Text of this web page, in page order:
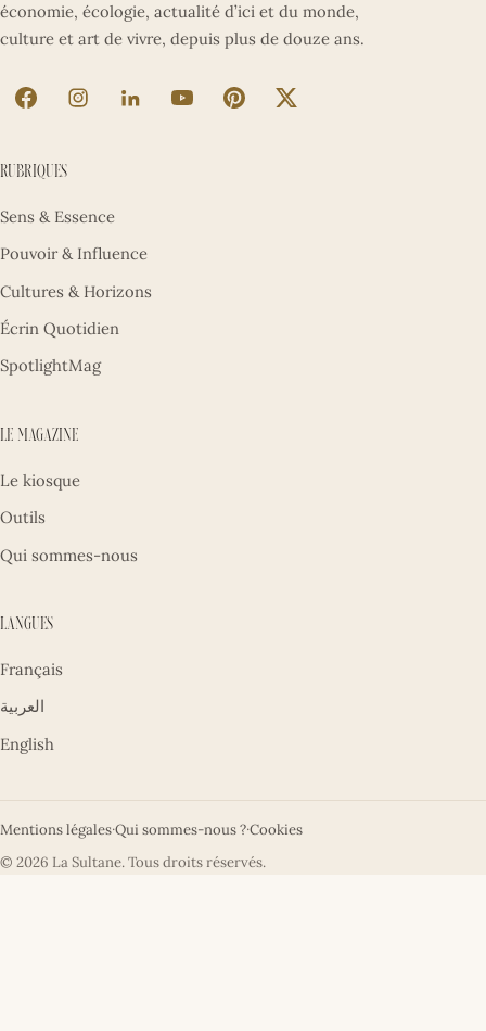
économie, écologie, actualité d’ici et du monde,
culture et art de vivre, depuis plus de douze ans.
La Sultane sur Facebook (nouvel onglet)
La Sultane sur Instagram (nouvel onglet)
La Sultane sur LinkedIn (nouvel onglet)
La Sultane sur YouTube (nouvel
La Sultane sur Pinterest
La Sultane sur X
Rubriques
Sens & Essence
Pouvoir & Influence
Cultures & Horizons
Écrin Quotidien
SpotlightMag
Le magazine
Le kiosque
Outils
Qui sommes-nous
Langues
Français
العربية
English
Mentions légales·Qui sommes-nous ?·Cookies
© 2026 La Sultane. Tous droits réservés.